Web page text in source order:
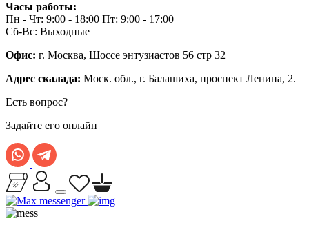
Часы работы:
Пн - Чт: 9:00 - 18:00 Пт: 9:00 - 17:00
Сб-Вс: Выходные
Офис: г. Москва, Шоссе энтузиастов 56 стр 32
Адрес скалада: Моск. обл., г. Балашиха, проспект Ленина, 2.
Есть вопрос?
Задайте его онлайн